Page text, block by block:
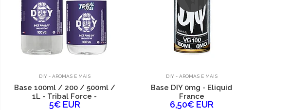
DIY - AROMAS E MAIS
Base 100ml / 200 / 500ml /
1L - Tribal Force -
5€ EUR
DIY - AROMAS E MAIS
Base DIY 0mg - Eliquid
France
6,50€ EUR